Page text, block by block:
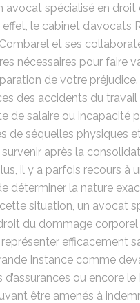
avocat spécialisé en
le cabinet d’avocats
et ses
nécessaires pour faire
de votre préjudice.
des accidents du
de salaire ou incapacité
de séquelles physiques
après la
il y a parfois recours à
déterminer la nature
situation, un avocat
du dommage
efficacement
Instance comme
ou encore le
être amenés à